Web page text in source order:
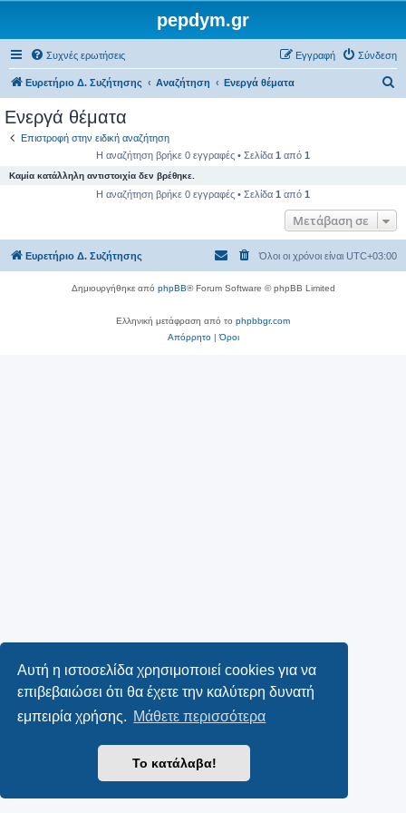
Αυτή η ιστοσελίδα χρησιμοποιεί cookies για να
επιβεβαιώσει ότι θα έχετε την καλύτερη δυνατή
εμπειρία χρήσης. Μάθετε περισσότερα
Το κατάλαβα!
pepdym.gr
Συχνές ερωτήσεις Σύνδεση
Εγγραφή
Ευρετήριο Δ. Συζήτησης Αναζήτηση Ενεργά θέματα
η
η
Ενεργά θέματα
Επιστροφή στην ειδική αναζήτηση
Η αναζήτηση βρήκε 0 εγγραφές • Σελίδα 1 από 1
Καμία κατάλληλη αντιστοιχία δεν βρέθηκε.
Η αναζήτηση βρήκε 0 εγγραφές • Σελίδα 1 από 1
Μετάβαση σε
Ευρετήριο Δ. Συζήτησης Όλοι οι χρόνοι είναι UTC+03:00
Δημιουργήθηκε από phpBB® Forum Software © phpBB Limited
Ελληνική μετάφραση από το phpbbgr.com
Απόρρητο|Όροι